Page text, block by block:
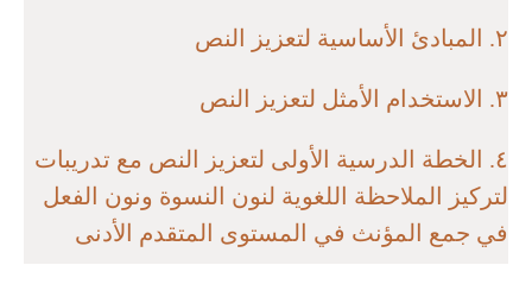
٢. المبادئ الأساسية لتعزيز النص
٣. الاستخدام الأمثل لتعزيز النص
٤. الخطة الدرسية الأولى لتعزيز النص مع تدريبات
لتركيز الملاحظة اللغوية لنون النسوة ونون الفعل
في جمع المؤنث في المستوى المتقدم الأدنى